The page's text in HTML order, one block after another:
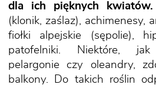
dla ich pięknych kwiatów.
(klonik, zaślaz), achimenesy,
fiołki alpejskie (sępolie),
patofelniki. Niektóre,
pelargonie czy oleandry,
balkony. Do takich roślin